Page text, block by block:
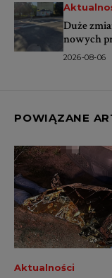
Duże
nowych
2026-08-06
POWIĄZANE
Aktualności